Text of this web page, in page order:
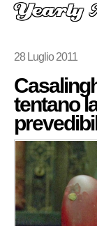
Yearly
28 Luglio 2011
tentano